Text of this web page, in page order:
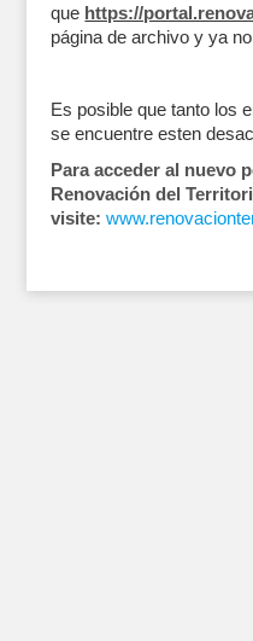
que https://
página de archivo y ya
Es posible que tanto los
se encuentre esten
Para acceder al nuevo
Renovación del
visite: